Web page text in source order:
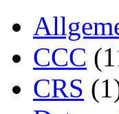
CCC
CRS